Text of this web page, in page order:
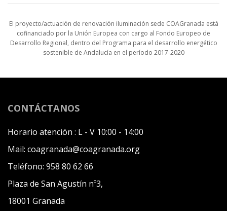
El proyecto/actuación de renovación iluminación sede COAGranada está
cofinanciado por la Unión Europea con cargo al Fondo Europeo de
Desarrollo Regional, dentro del Programa para el desarrollo energético
sostenible de Andalucía en el período 2017-2020
CONTÁCTANOS
Horario atención : L - V 10:00 - 14:00
Mail: coagranada@coagranada.org
Teléfono: 958 80 62 66
Plaza de San Agustín nº3,
18001 Granada